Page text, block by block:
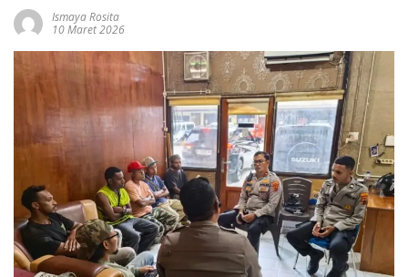
Ismaya Rosita
10 Maret 2026